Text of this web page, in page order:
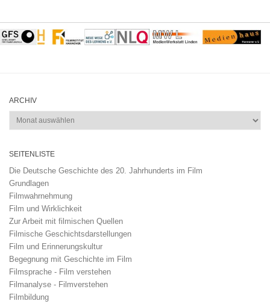
ARCHIV
Archiv
SEITENLISTE
Die Deutsche Geschichte des 20. Jahrhunderts im Film
Grundlagen
Filmwahrnehmung
Film und Wirklichkeit
Zur Arbeit mit filmischen Quellen
Filmische Geschichtsdarstellungen
Film und Erinnerungskultur
Begegnung mit Geschichte im Film
Filmsprache - Film verstehen
Filmanalyse - Filmverstehen
Filmbildung